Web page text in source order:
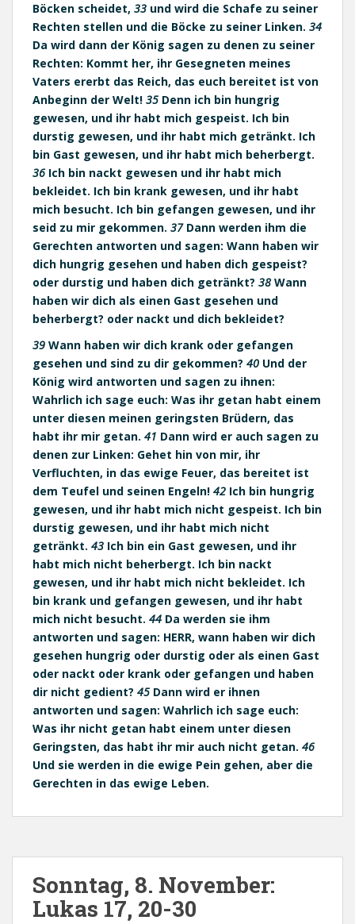
Böcken scheidet, 33 und wird die Schafe zu seiner
Rechten stellen und die Böcke zu seiner Linken. 34
Da wird dann der König sagen zu denen zu seiner
Rechten: Kommt her, ihr Gesegneten meines
Vaters ererbt das Reich, das euch bereitet ist von
Anbeginn der Welt! 35 Denn ich bin hungrig
gewesen, und ihr habt mich gespeist. Ich bin
durstig gewesen, und ihr habt mich getränkt. Ich
bin Gast gewesen, und ihr habt mich beherbergt.
36 Ich bin nackt gewesen und ihr habt mich
bekleidet. Ich bin krank gewesen, und ihr habt
mich besucht. Ich bin gefangen gewesen, und ihr
seid zu mir gekommen. 37Dann werden ihm die
Gerechten antworten und sagen: Wann haben wir
dich hungrig gesehen und haben dich gespeist?
oder durstig und haben dich getränkt? 38 Wann
haben wir dich als einen Gast gesehen und
beherbergt? oder nackt und dich bekleidet?
39 Wann haben wir dich krank oder gefangen
gesehen und sind zu dir gekommen? 40 Und der
König wird antworten und sagen zu ihnen:
Wahrlich ich sage euch: Was ihr getan habt einem
unter diesen meinen geringsten Brüdern, das
habt ihr mir getan. 41 Dann wird er auch sagen zu
denen zur Linken: Gehet hin von mir, ihr
Verfluchten, in das ewige Feuer, das bereitet ist
dem Teufel und seinen Engeln! 42 Ich bin hungrig
gewesen, und ihr habt mich nicht gespeist. Ich bin
durstig gewesen, und ihr habt mich nicht
getränkt. 43 Ich bin ein Gast gewesen, und ihr
habt mich nicht beherbergt. Ich bin nackt
gewesen, und ihr habt mich nicht bekleidet. Ich
bin krank und gefangen gewesen, und ihr habt
mich nicht besucht. 44 Da werden sie ihm
antworten und sagen: HERR, wann haben wir dich
gesehen hungrig oder durstig oder als einen Gast
oder nackt oder krank oder gefangen und haben
dir nicht gedient? 45 Dann wird er ihnen
antworten und sagen: Wahrlich ich sage euch:
Was ihr nicht getan habt einem unter diesen
Geringsten, das habt ihr mir auch nicht getan. 46
Und sie werden in die ewige Pein gehen, aber die
Gerechten in das ewige Leben.
Sonntag, 8. November:
Lukas 17, 20-30